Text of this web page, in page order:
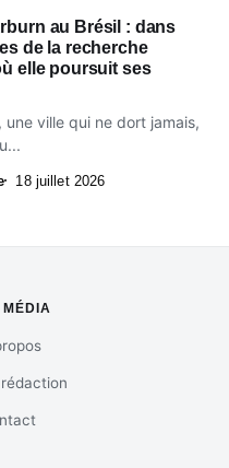
au Brésil : dans
de la recherche
elle poursuit ses
une ville qui ne dort jamais,
18 juillet 2026
MÉDIA